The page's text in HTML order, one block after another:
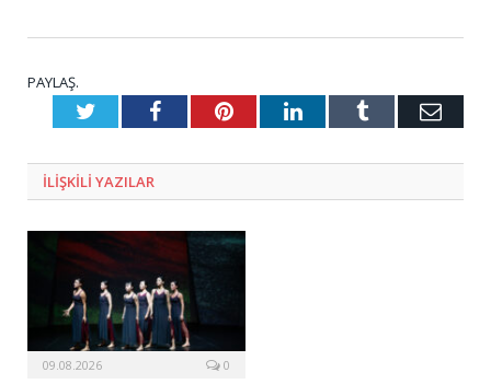
PAYLAŞ.
TwitterFacebookPinterestLinkedInTumblr E-
ILIŞKILI YAZILAR
09.08.2026 0